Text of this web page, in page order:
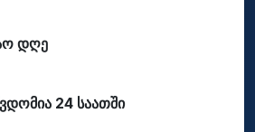
დღე
24 საათში